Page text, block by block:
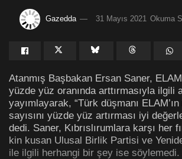
Gazedda 31 Mayıs 2021 Okuma
Atanmış Başbakan Ersan Saner,
yüzde yüz oranında arttırmasıyla ilgili
yayımlayarak, “Türk düşmanı
sayısını yüzde yüz artırması iyi
dedi. Saner, Kıbrıslırumlara karşı her
kin kusan Ulusal Birlik Partisi ve
ile ilgili herhangi bir şey ise söylemedi.